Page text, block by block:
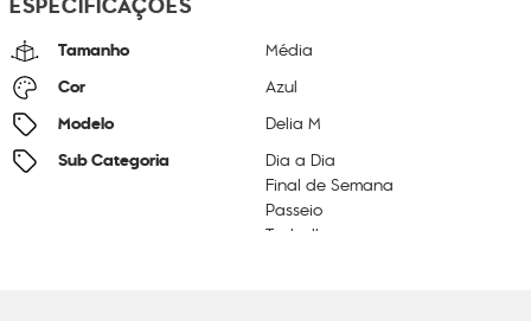
Tamanho Média
Cor Azul
Modelo Delia M
Sub Categoria
Dia a Dia
Final de Semana
Passeio
Trabalho